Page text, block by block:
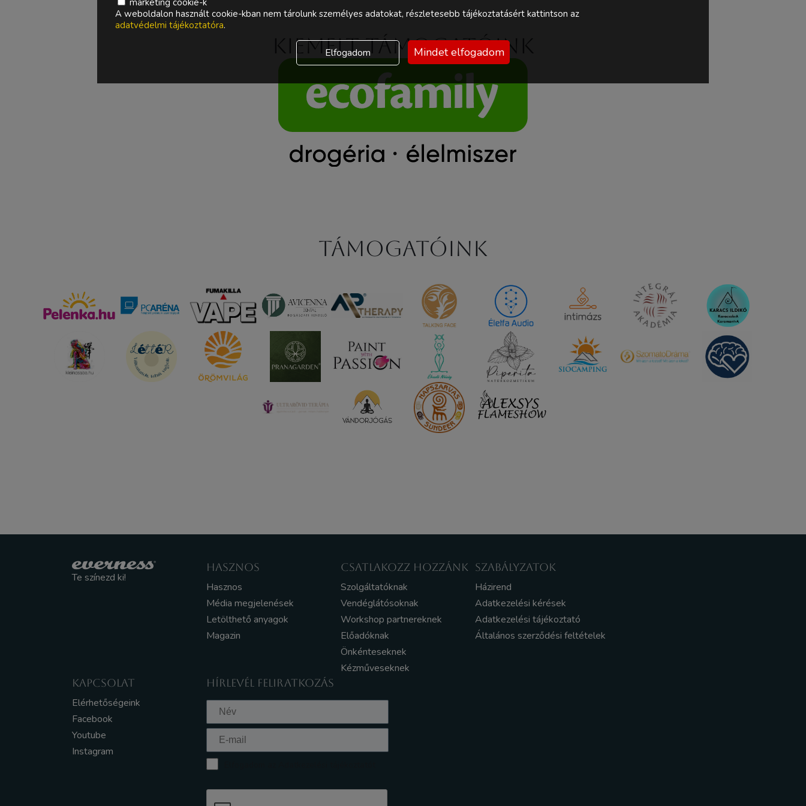
Kiemelt támogatóink
Támogatóink
Te színezd ki!
HASZNOS
Hasznos
Média megjelenések
Letölthető anyagok
Magazin
CSATLAKOZZ HOZZÁNK
Szolgáltatóknak
Vendéglátósoknak
Workshop partnereknek
Előadóknak
Önkénteseknek
Kézműveseknek
SZABÁLYZATOK
Házirend
Adatkezelési kérések
Adatkezelési tájékoztató
Általános szerződési feltételek
KAPCSOLAT
Elérhetőségeink
Facebook
Youtube
Instagram
HÍRLEVÉL FELIRATKOZÁS
A weboldalon használt cookie-kban nem tárolunk személyes adatokat, részletesebb tájékoztatásért kattintson az
adatvédelmi tájékoztatóra.
Elfogadom Mindet elfogadom